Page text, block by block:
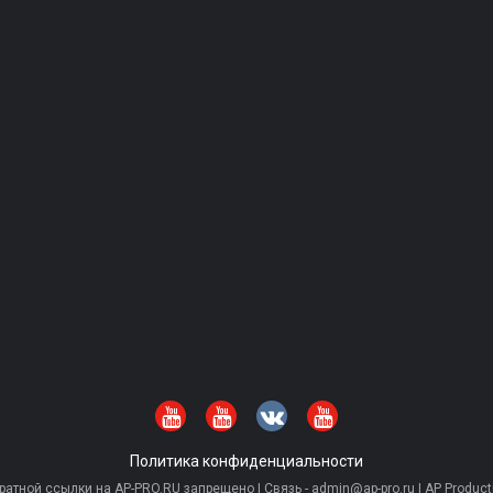
Политика конфиденциальности
ссылки на AP-PRO.RU запрещено | Связь - admin@ap-pro.ru | AP